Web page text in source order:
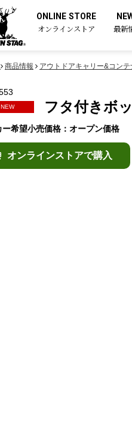
ONLINE STORE
オンラインストア 最新
商品情報 アウトドアキャリー&コンテ
NEW フタ付きボ
ー希望小売価格：オープン価格
オンラインストアで購入